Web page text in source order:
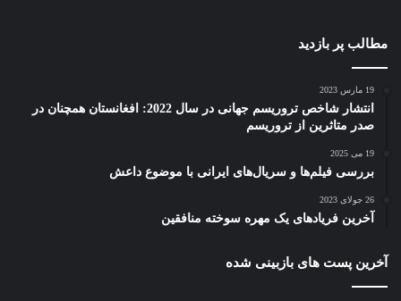
مطالب پر بازدید
19 مارس 2023
انتشار شاخص تروریسم جهانی در سال 2022: افغانستان همچنان در
صدر متاثرین از تروریسم
19 می 2025
بررسی فیلم‌ها و سریال‌های ایرانی با موضوع داعش
26 جولای 2023
آخرین فریادهای یک مهره سوخته منافقین
آخرین پست های بازبینی شده